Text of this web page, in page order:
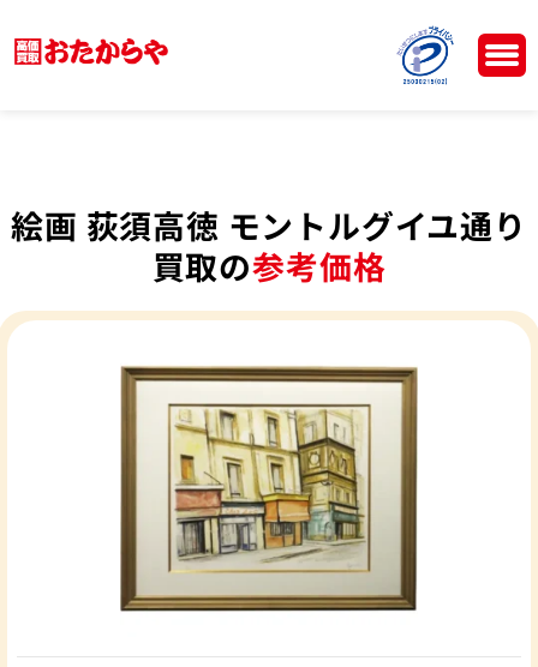
絵画 荻須高徳 モントルグイユ通り
買取の参考価格